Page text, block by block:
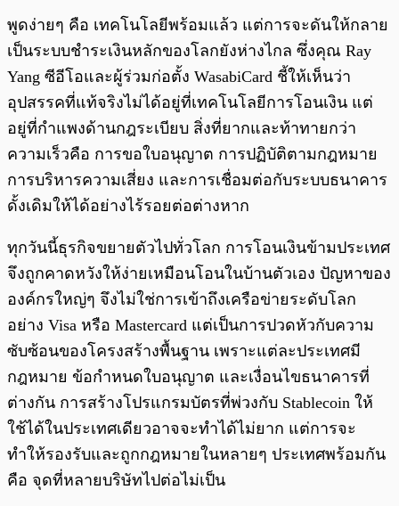
พูดง่ายๆ คือ เทคโนโลยีพร้อมแล้ว แต่การจะดันให้กลาย
เป็นระบบชำระเงินหลักของโลกยังห่างไกล ซึ่งคุณ Ray
Yang ซีอีโอและผู้ร่วมก่อตั้ง WasabiCard ชี้ให้เห็นว่า
อุปสรรคที่แท้จริงไม่ได้อยู่ที่เทคโนโลยีการโอนเงิน แต่
อยู่ที่กำแพงด้านกฎระเบียบ สิ่งที่ยากและท้าทายกว่า
ความเร็วคือ การขอใบอนุญาต การปฏิบัติตามกฎหมาย
การบริหารความเสี่ยง และการเชื่อมต่อกับระบบธนาคาร
ดั้งเดิมให้ได้อย่างไร้รอยต่อต่างหาก
ทุกวันนี้ธุรกิจขยายตัวไปทั่วโลก การโอนเงินข้ามประเทศ
จึงถูกคาดหวังให้ง่ายเหมือนโอนในบ้านตัวเอง ปัญหาของ
องค์กรใหญ่ๆ จึงไม่ใช่การเข้าถึงเครือข่ายระดับโลก
อย่าง Visa หรือ Mastercard แต่เป็นการปวดหัวกับความ
ซับซ้อนของโครงสร้างพื้นฐาน เพราะแต่ละประเทศมี
กฎหมาย ข้อกำหนดใบอนุญาต และเงื่อนไขธนาคารที่
ต่างกัน การสร้างโปรแกรมบัตรที่พ่วงกับ Stablecoin ให้
ใช้ได้ในประเทศเดียวอาจจะทำได้ไม่ยาก แต่การจะ
ทำให้รองรับและถูกกฎหมายในหลายๆ ประเทศพร้อมกัน
คือ จุดที่หลายบริษัทไปต่อไม่เป็น